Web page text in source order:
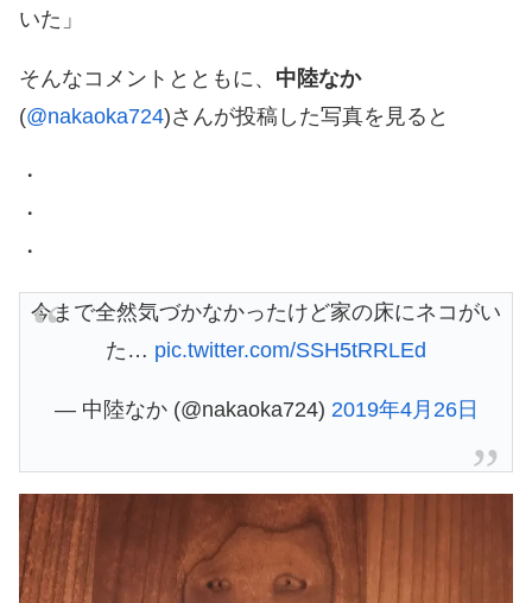
いた」
そんなコメントとともに、 中陸なか
(@nakaoka724)さんが投稿した写真を見ると
・
・
・
今まで全然気づかなかったけど家の床にネコがい
た… pic.twitter.com/SSH5tRRLEd
— 中陸なか (@nakaoka724) 2019年4月26日